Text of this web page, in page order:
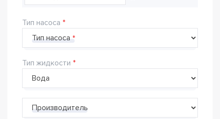
Тип насоса
Тип насоса
Тип жидкости
Производитель